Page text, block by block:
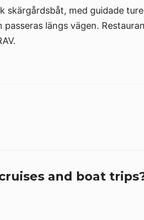
skärgårdsbåt, med guidade
längs vägen.
and boat